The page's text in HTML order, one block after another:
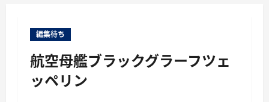
編集待ち
航空母艦ブラックグラーフツェ
ッペリン